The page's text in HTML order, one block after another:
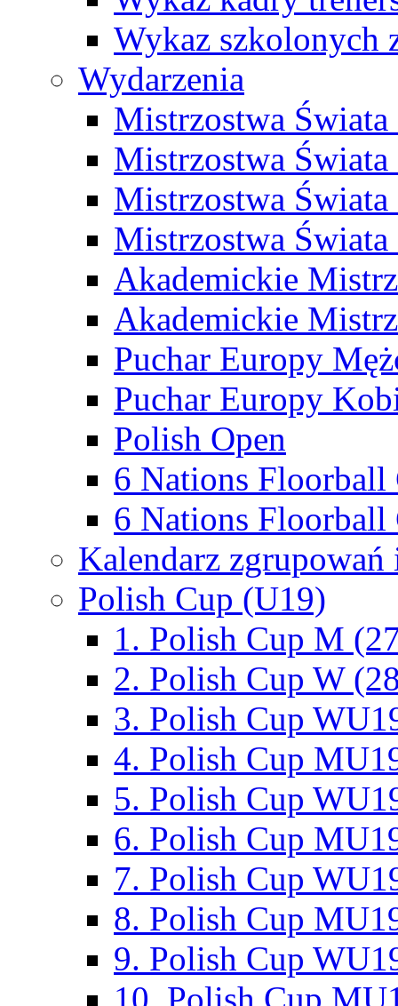
Wykaz szkolonych
Wydarzenia
Mistrzostwa
Mistrzostwa
Mistrzostwa
Mistrzostwa
Akademickie
Akademickie
Puchar Europy
Puchar Europy
Polish Open
6 Nations Floorball
6 Nations Floorball
Kalendarz
Polish Cup (U19)
1. Polish Cup M
2. Polish Cup W
3. Polish Cup
4. Polish Cup
5. Polish Cup
6. Polish Cup
7. Polish Cup
8. Polish Cup
9. Polish Cup
10. Polish Cup